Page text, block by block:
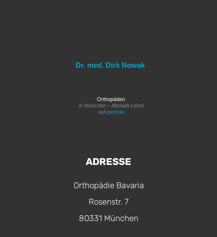
Dr. med. Dirk Nowak
Orthopäden
in München – Altstadt-Lehel
auf jameda
ADRESSE
Orthopädie Bavaria
Rosenstr. 7
80331 München